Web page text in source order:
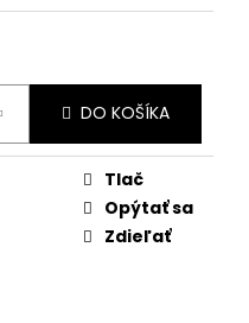
DO KOŠÍKA
Tlač
Opýtať sa
Zdieľať